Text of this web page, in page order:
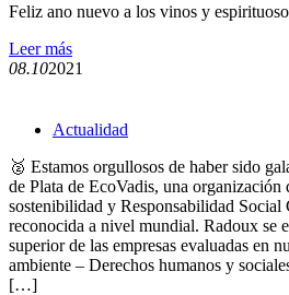
Feliz ano nuevo a los vinos y
Leer más
08.102021
Actualidad
🥈 Estamos orgullosos de haber sido
de Plata de EcoVadis, una organización
sostenibilidad y Responsabilidad
reconocida a nivel mundial. Radoux se
superior de las empresas evaluadas en
ambiente – Derechos humanos y
[…]